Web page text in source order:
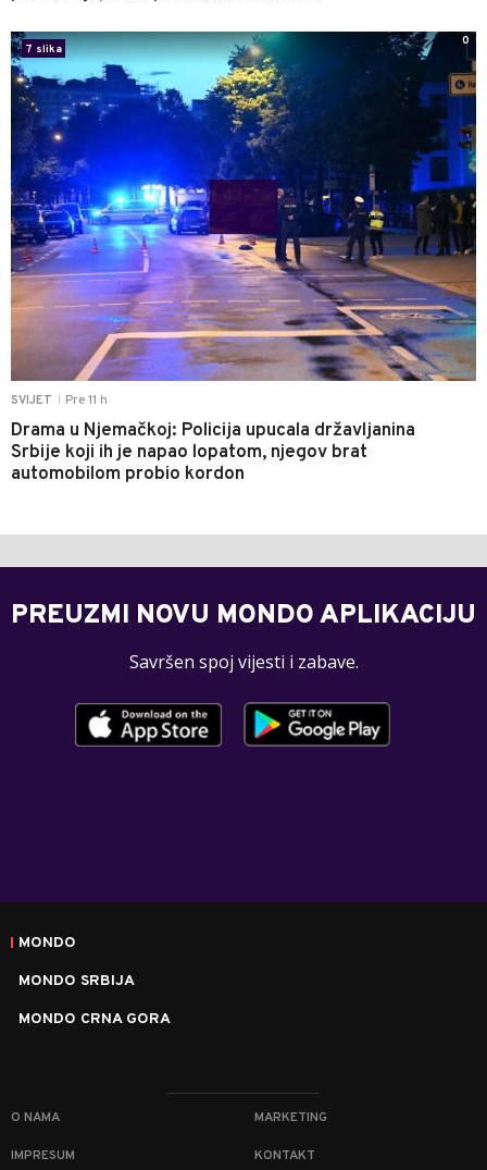
SVIJET Pre 11 h
Drama u Njemačkoj: Policija upucala državljanina
Srbije koji ih je napao lopatom, njegov brat
automobilom probio kordon
7 slika
0
PREUZMI NOVU MONDO APLIKACIJU
Savršen spoj vijesti i zabave.
MONDO
MONDO SRBIJA
MONDO CRNA GORA
O NAMA MARKETING
IMPRESUM KONTAKT